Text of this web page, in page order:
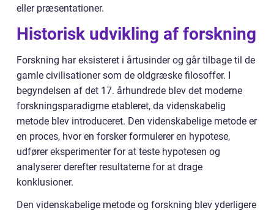
eller præsentationer.
Historisk udvikling af forskning
Forskning har eksisteret i årtusinder og går tilbage til de
gamle civilisationer som de oldgræske filosoffer. I
begyndelsen af det 17. århundrede blev det moderne
forskningsparadigme etableret, da videnskabelig
metode blev introduceret. Den videnskabelige metode er
en proces, hvor en forsker formulerer en hypotese,
udfører eksperimenter for at teste hypotesen og
analyserer derefter resultaterne for at drage
konklusioner.
Den videnskabelige metode og forskning blev yderligere